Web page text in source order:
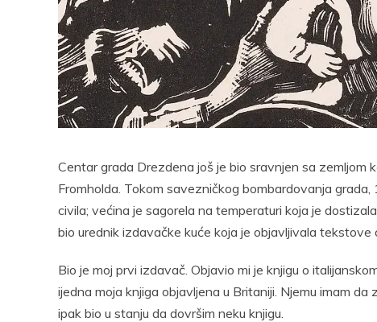
Centar grada Drezdena još je bio sravnjen sa zemljom
Fromholda. Tokom savezničkog bombardovanja
civila; većina je sagorela na temperaturi koja je
bio urednik izdavačke kuće koja je objavljivala
Bio je moj prvi izdavač. Objavio mi je knjigu o
ijedna moja knjiga objavljena u Britaniji. Njemu imam
ipak bio u stanju da dovršim neku knjigu.
Pocket